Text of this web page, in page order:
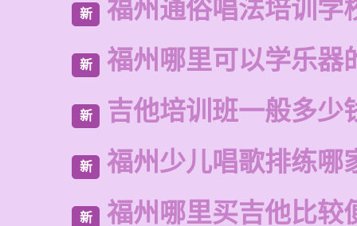
新 福州通俗唱法培训学
新 福州哪里可以学乐器
新 吉他培训班一般多少
新 福州少儿唱歌排练哪
新 福州哪里买吉他比较